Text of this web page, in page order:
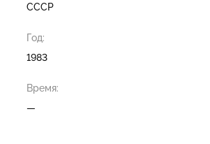
СССР
Год:
1983
Время:
—